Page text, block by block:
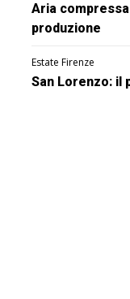
Aria
produzione
Estate Firenze
San Lorenzo: il